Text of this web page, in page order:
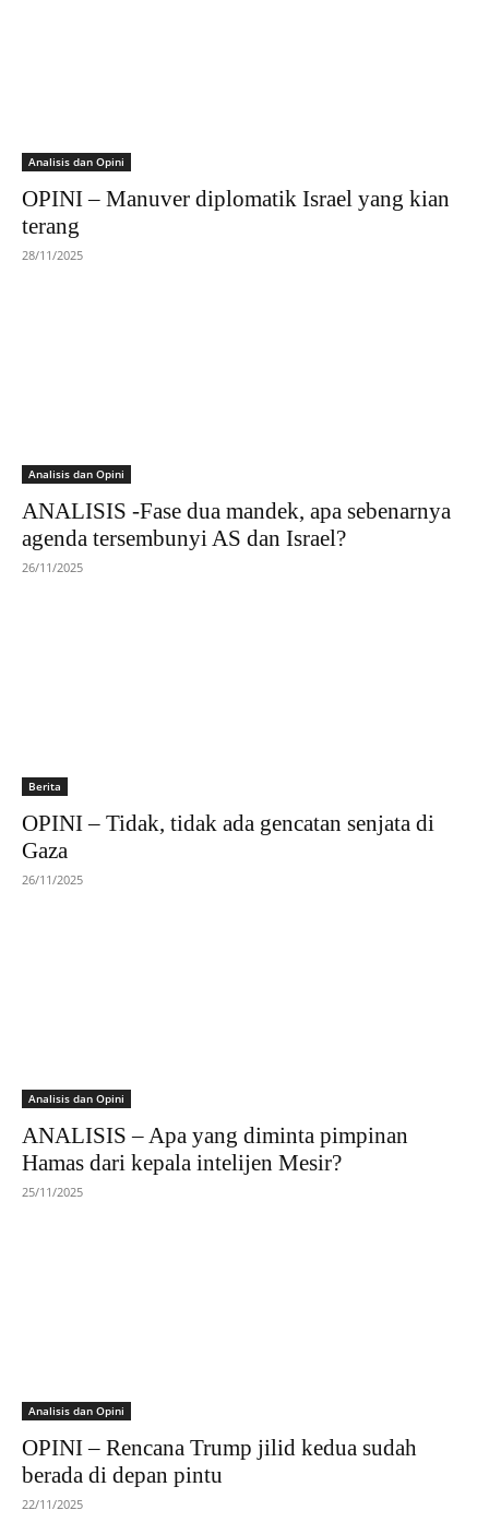
Analisis dan Opini
OPINI – Manuver diplomatik Israel yang kian
terang
28/11/2025
Analisis dan Opini
ANALISIS -Fase dua mandek, apa sebenarnya
agenda tersembunyi AS dan Israel?
26/11/2025
Berita
OPINI – Tidak, tidak ada gencatan senjata di
Gaza
26/11/2025
Analisis dan Opini
ANALISIS – Apa yang diminta pimpinan
Hamas dari kepala intelijen Mesir?
25/11/2025
Analisis dan Opini
OPINI – Rencana Trump jilid kedua sudah
berada di depan pintu
22/11/2025